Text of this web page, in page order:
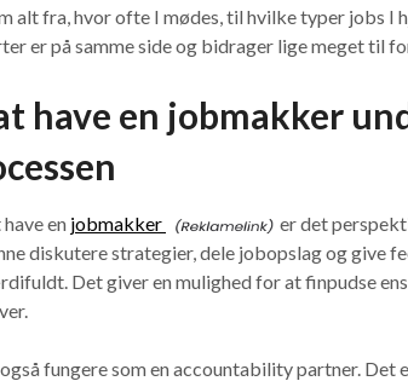
alt fra, hvor ofte I mødes, til hvilke typer jobs I
er på samme side og bidrager lige meget til
have en jobmakker
en jobmakker
er det
diskutere strategier, dele jobopslag og give
Det giver en mulighed for at finpudse
fungere som en accountability partner. Det